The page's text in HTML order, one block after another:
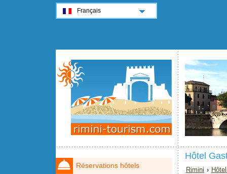
Hôtel
Rimini ›
Réservations hôtels
Français